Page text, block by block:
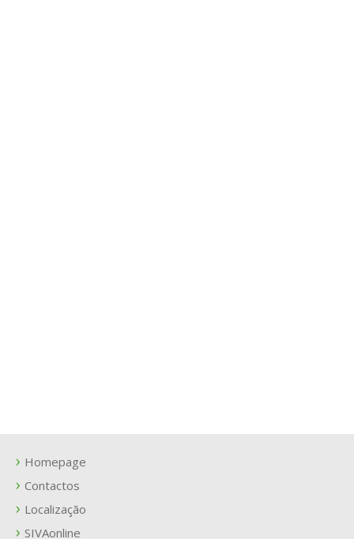
Homepage
Contactos
Localização
SIVAonline